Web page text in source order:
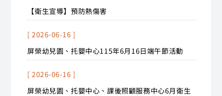
【衛生宣導】預防熱傷害
[ 2026-06-16 ]
屏榮幼兒園、托嬰中心115年6月16日端午節活動
[ 2026-06-16 ]
屏榮幼兒園、托嬰中心、課後照顧服務中心6月衛生